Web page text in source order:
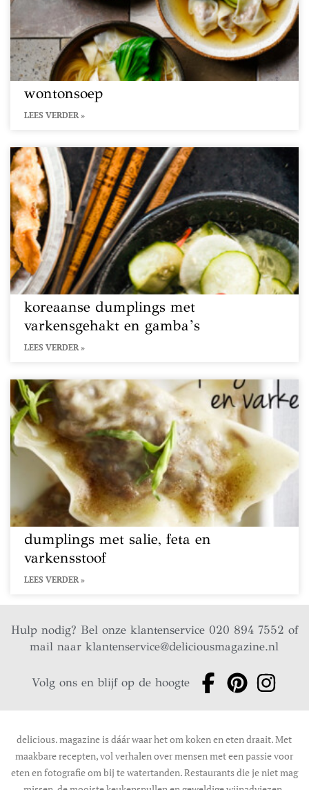
wontonsoep
LEES VERDER »
koreaanse dumplings met
varkensgehakt en gamba’s
LEES VERDER »
dumplings met salie, feta en
varkensstoof
LEES VERDER »
Hulp nodig? Bel onze klantenservice 020 894 7552 of
mail naarklantenservice@deliciousmagazine.nl
Volg ons en blijf op de hoogte
delicious. magazine is dáár waar het om koken en eten draait. Met
maakbare recepten, vol verhalen over mensen met een passie voor
eten en fotografie om bij te watertanden. Restaurants die je niet mag